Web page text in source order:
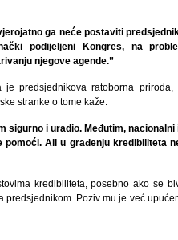
ga neće postaviti
podijeljeni Kongres, na
njegove agende.”
predsjednikova ratoborna priroda,
stranke o tome kaže:
sigurno i uradio. Međutim,
Ali u građenju kredibiliteta
kredibiliteta, posebno ako se
Poziv mu je već